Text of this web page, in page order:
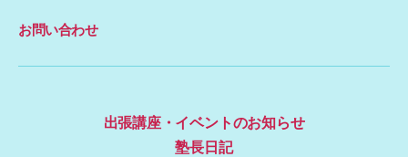
お問い合わせ
出張講座・イベントのお知らせ
塾長日記